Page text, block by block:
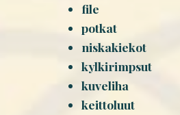
file
potkat
niskakiekot
kylkirimpsut
kuveliha
keittoluut